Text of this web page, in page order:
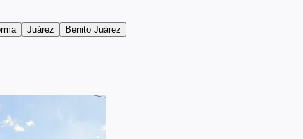
Juárez Benito Juárez